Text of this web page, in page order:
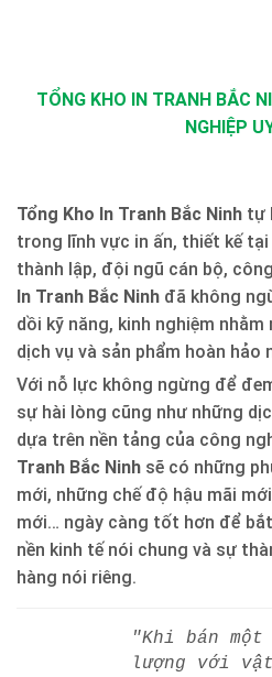
TỔNG KHO IN TRANH BẮC
NGHIỆP
Tổng Kho In Tranh Bắc Ninh tự
trong lĩnh vực in ấn, thiết kế tại
thành lập, đội ngũ cán bộ,
In Tranh Bắc Ninh đã không
dồi kỹ năng, kinh nghiệm
dịch vụ và sản phẩm hoàn hảo
Với nỗ lực không ngừng để
sự hài lòng cũng như những
dựa trên nền tảng của công
Tranh Bắc Ninh sẽ có những
mới, những chế độ hậu mãi
mới… ngày càng tốt hơn để
nền kinh tế nói chung và sự
hàng nói riêng.
"Khi bán một
lượng với